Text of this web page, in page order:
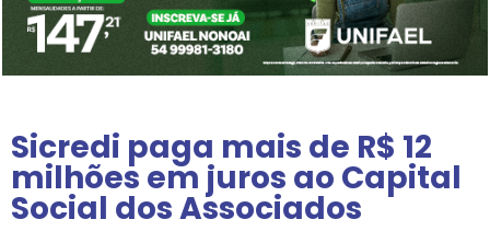
Sicredi paga mais de R$ 12
milhões em juros ao Capital
Social dos Associados